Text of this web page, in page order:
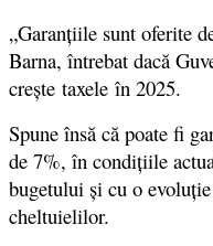
„Garanțiile sunt oferite
Barna, întrebat dacă
crește taxele în 2025.
Spune însă că poate fi
de 7%, în condițiile
bugetului și cu o
cheltuielilor.